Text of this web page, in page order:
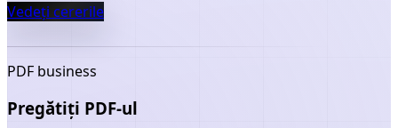
Vedeți cererile
PDF business
Pregătiți PDF-ul